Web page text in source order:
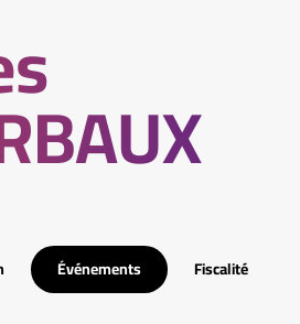
Événements Fiscalité